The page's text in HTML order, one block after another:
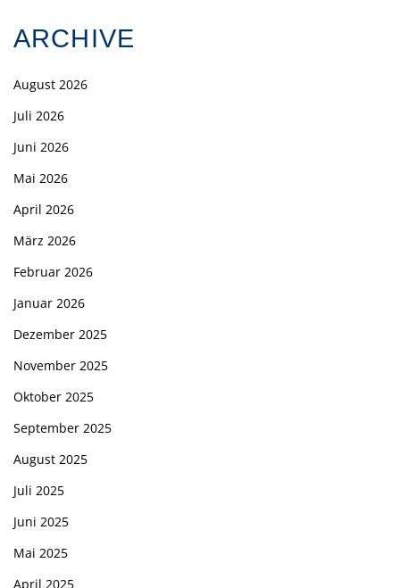
ARCHIVE
August 2026
Juli 2026
Juni 2026
Mai 2026
April 2026
März 2026
Februar 2026
Januar 2026
Dezember 2025
November 2025
Oktober 2025
September 2025
August 2025
Juli 2025
Juni 2025
Mai 2025
April 2025